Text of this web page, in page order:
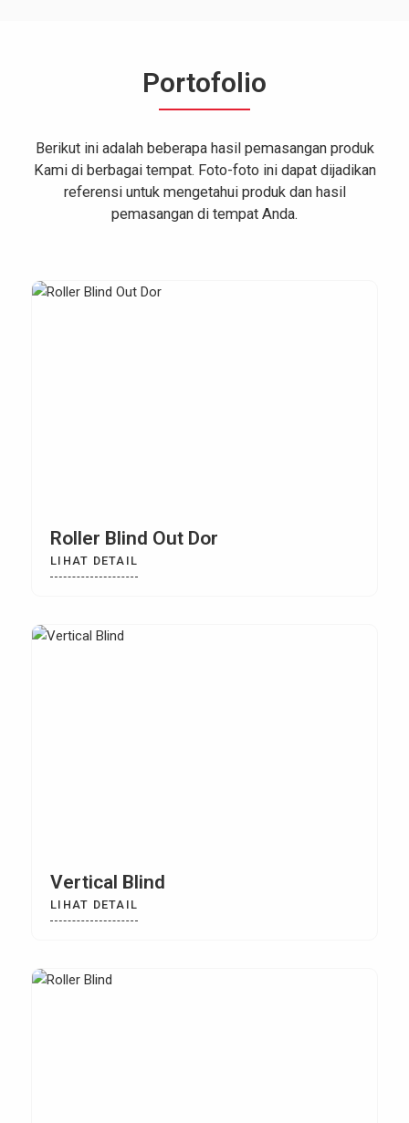
Portofolio
Berikut ini adalah beberapa hasil pemasangan produk
Kami di berbagai tempat. Foto-foto ini dapat dijadikan
referensi untuk mengetahui produk dan hasil
pemasangan di tempat Anda.
Roller Blind Out Dor
LIHAT DETAIL
Vertical Blind
LIHAT DETAIL